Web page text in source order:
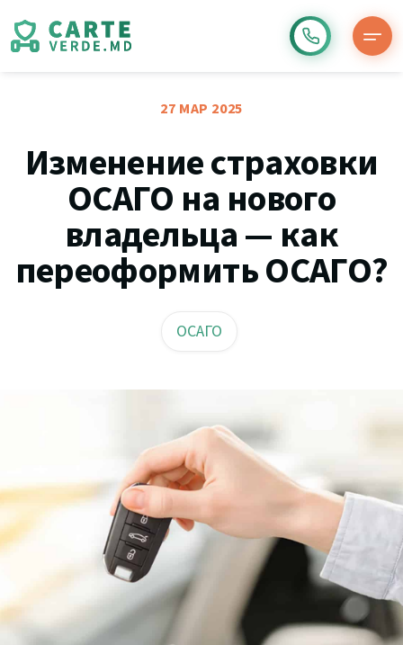
27 МАР 2025
Изменение страховки
ОСАГО на нового
владельца — как
переоформить ОСАГО?
ОСАГО